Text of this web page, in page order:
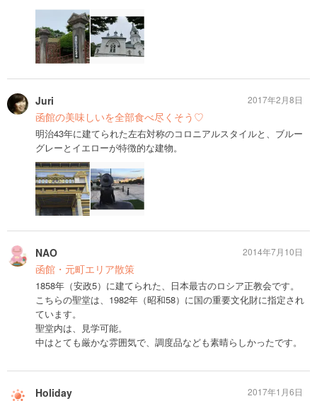
Juri
函館の美味しいを全部食べ尽くそう♡
明治43年に建てられた左右対称のコロニアルスタイルと、ブルー
グレーとイエローが特徴的な建物。
2017年2月8日
NAO
函館・元町エリア散策
1858年（安政5）に建てられた、日本最古のロシア正教会です。
こちらの聖堂は、1982年（昭和58）に国の重要文化財に指定され
ています。
聖堂内は、見学可能。
中はとても厳かな雰囲気で、調度品なども素晴らしかったです。
2014年7月10日
Holiday 2017年1月6日